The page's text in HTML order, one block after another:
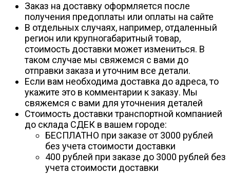
Заказ на доставку оформляется после
получения предоплаты или оплаты на сайте
В отдельных случаях, например, отдаленный
регион или крупногабаритный товар,
стоимость доставки может измениться. В
таком случае мы свяжемся с вами до
отправки заказа и уточним все детали.
Если вам необходима доставка до адреса, то
укажите это в комментарии к заказу. Мы
свяжемся с вами для уточнения деталей
Стоимость доставки транспортной компанией
до склада СДЕК в вашем городе:
БЕСПЛАТНО при заказе от 3000 рублей
без учета стоимости доставки
400 рублей при заказе до 3000 рублей без
учета стоимости доставки